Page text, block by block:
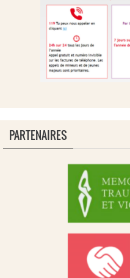
PARTENAIRES